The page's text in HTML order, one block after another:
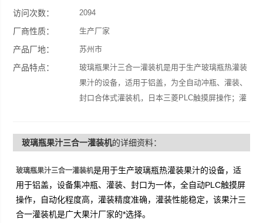
访问次数： 2094
厂商性质： 生产厂家
产品厂地： 苏州市
产品特点：
玻璃瓶果汁三合一灌装机是用于生产玻璃瓶热灌装
果汁的设备，适用于铝盖，为全自动冲瓶、灌装、
封口合体式灌装机，日本三菱PLC触摸屏操作；灌
玻璃瓶果汁三合一灌装机的详细资料：
玻璃瓶果汁三合一灌装机是用于生产玻璃瓶热灌装果汁的设备，适
用于铝盖，设备集冲瓶、灌装、封口为一体，全自动PLC触摸屏
操作，自动化程度高，灌装精度准确，灌装性能稳定，该果汁三
合一灌装机是广大果汁厂家的*选择。